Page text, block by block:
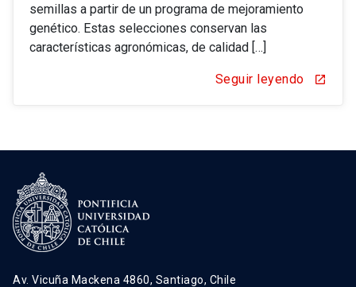
semillas a partir de un programa de mejoramiento
genético. Estas selecciones conservan las
características agronómicas, de calidad […]
Seguir leyendo open_in_new
Av. Vicuña Mackena 4860, Santiago, Chile